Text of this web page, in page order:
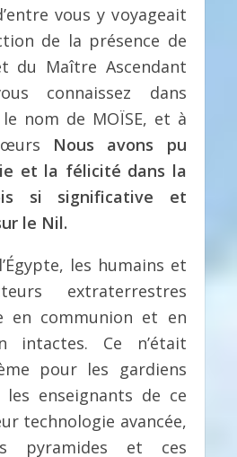
vous y voyageait
de la présence de
et du Maître Ascendant
connaissez dans
nom de MOÏSE, et à
Nous avons pu
et la félicité dans la
si significative et
le Nil.
les humains et
extraterrestres
en communion et en
intactes. Ce n’était
pour les gardiens
les enseignants de ce
technologie avancée,
pyramides et ces